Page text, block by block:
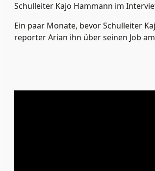
Schulleiter Kajo Hammann im
Ein paar Monate, bevor Schulleiter
reporter Arian ihn über seinen Job